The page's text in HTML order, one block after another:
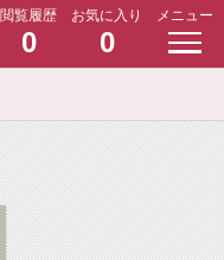
閲覧履歴
0
お気に入り
0
メニュー